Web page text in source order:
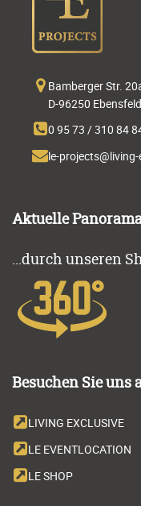
Bamberger Str.
D-96250 Ebensfeld
0 95 73 / 310 84
Aktuelle
...durch unseren
Besuchen Sie uns
LIVING EXCLUSIVE
LE EVENTLOCATION
LE SHOP